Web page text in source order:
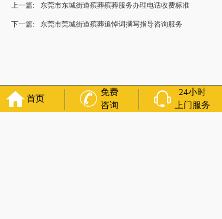
上一篇: 东莞市东城街道殡葬殡葬服务办理电话收费标准
下一篇: 东莞市莞城街道殡葬追悼词撰写指导咨询服务
首页
免费
咨询
24小时
上门服务